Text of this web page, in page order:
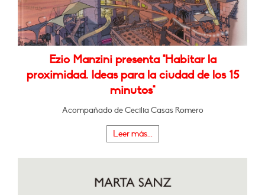
Ezio Manzini presenta "Habitar la
proximidad. Ideas para la ciudad de los 15
minutos"
Acompañado de Cecilia Casas Romero
Leer más...